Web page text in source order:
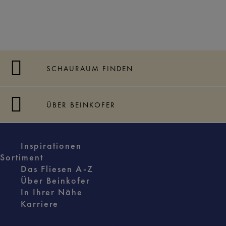
SCHAURAUM FINDEN
ÜBER BEINKOFER
Inspirationen
Sortiment
Das Fliesen A-Z
Über Beinkofer
In Ihrer Nähe
Karriere